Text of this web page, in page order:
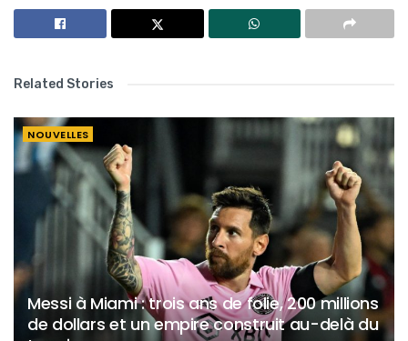
Related Stories
NOUVELLES
Messi à Miami : trois ans de folie, 200 millions
de dollars et un empire construit au-delà du